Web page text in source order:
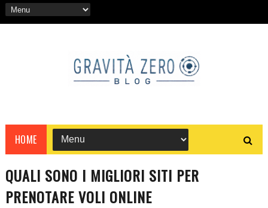
HOME
QUALI SONO I MIGLIORI SITI PER
PRENOTARE VOLI ONLINE